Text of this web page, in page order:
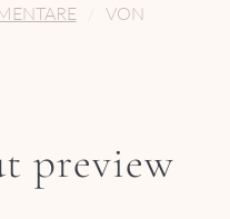
VON
preview